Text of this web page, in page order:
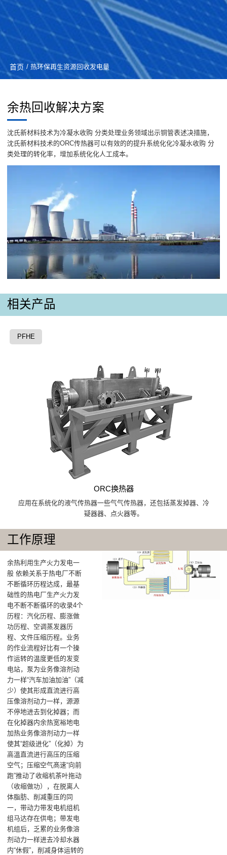
首页 / 热环保再生资源回收发电量
余热回收解决方案
沈氏新材料技术为冷凝水收购 分类处理业务领域出示铜管表述决措施，
沈氏新材料技术的ORC传热器可以有效的的提升系统化化冷凝水收购 分
类处理的转化率，增加系统化化人工成本。
相关产品
PFHE
ORC换热器
应用在系统化的液气传热器一些气气传热器，还包括蒸发掉器、冷
疑器器、点火器等。
工作原理
余热利用生产火力发电一
般 依赖关系于热电厂不断
不断循环历程达成，最基
础性的热电厂生产火力发
电不断不断循环的收录4个
历程：汽化历程、膨涨做
功历程、空调蒸发器历
程、文件压缩历程。业务
的作业流程好比有一个操
作运转的温度更低的发变
电站，泵为业务像溶剂动
力一样“汽车加油加油”（减
少）使其形成直流进行高
压像溶剂动力一样，源源
不停地进去到化掉器；而
在化掉器内余热宽裕地电
加热业务像溶剂动力一样
使其“超级进化”（化掉）为
高溫直流进行高压的压缩
空气；压缩空气髙速“向前
跑”推动了收缩机茶叶拖动
（收缩做功），在脱离人
体脂肪、削减重压的同
一，带动力带发电机组机
组马达存在供电；带发电
机组后，乏累的业务像溶
剂动力一样进去冷却水器
内“休假”，削减身体运转的